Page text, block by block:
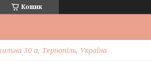
Кошик
30 а, Тернопіль, Україна